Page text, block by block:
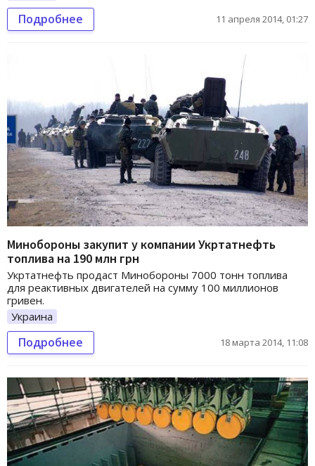
Подробнее 11 апреля 2014, 01:27
Минобороны закупит у компании Укртатнефть
топлива на 190 млн грн
Укртатнефть продаст Минобороны 7000 тонн топлива
для реактивных двигателей на сумму 100 миллионов
гривен.
Украина
Подробнее 18 марта 2014, 11:08